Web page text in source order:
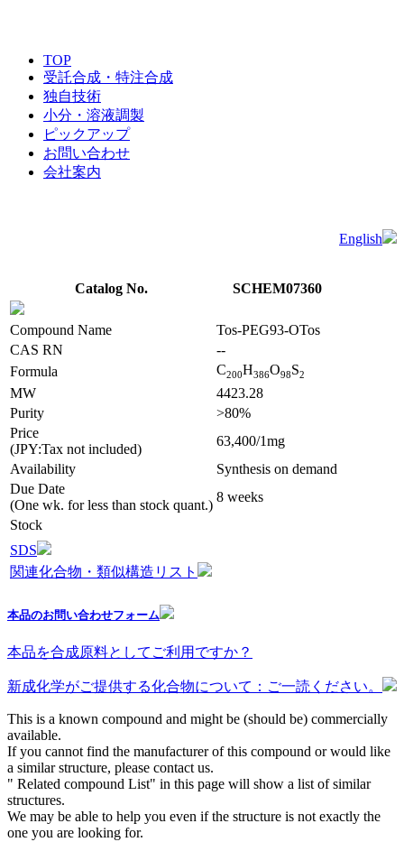
TOP
受託合成・特注合成
独自技術
小分・溶液調製
ピックアップ
お問い合わせ
会社案内
English
Catalog No. SCHEM07360
Compound Name
Tos-PEG93-OTos
CAS RN
--
Formula
C200H386O98S2
MW
4423.28
Purity
>80%
Price
(JPY:Tax not included)
63,400/1mg
Availability
Synthesis on demand
Due Date
(One wk. for less than stock quant.)
8 weeks
Stock
SDS
関連化合物・類似構造リスト
本品のお問い合わせフォーム
本品を合成原料としてご利用ですか？
新成化学がご提供する化合物について：ご一読ください。
This is a known compound and might be (should be) commercially
available.
If you cannot find the manufacturer of this compound or would like
a similar structure, please contact us.
" Related compound List" in this page will show a list of similar
structures.
We may be able to help you even if the structure is not exactly the
one you are looking for.